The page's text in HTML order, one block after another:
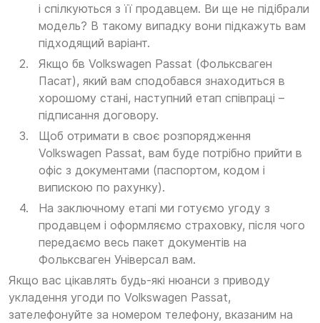
і спілкуються з її продавцем. Ви ще не підібрали
модель? В такому випадку вони підкажуть вам
підходящий варіант.
Якщо бв Volkswagen Passat (Фольксваген
Пасат), який вам сподобався знаходиться в
хорошому стані, наступний етап співпраці –
підписання договору.
Щоб отримати в своє розпорядження
Volkswagen Passat, вам буде потрібно прийти в
офіс з документами (паспортом, кодом і
випискою по рахунку).
На заключному етапі ми готуємо угоду з
продавцем і оформляємо страховку, після чого
передаємо весь пакет документів на
Фольксваген Універсал вам.
Якщо вас цікавлять будь-які нюанси з приводу
укладення угоди по Volkswagen Passat,
зателефонуйте за номером телефону, вказаним на